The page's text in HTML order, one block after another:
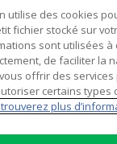
? C’est
là pour
simples et
utilise des cookies
fichier stocké sur
sont utilisées
de faciliter la
offrir des
certains types
plus